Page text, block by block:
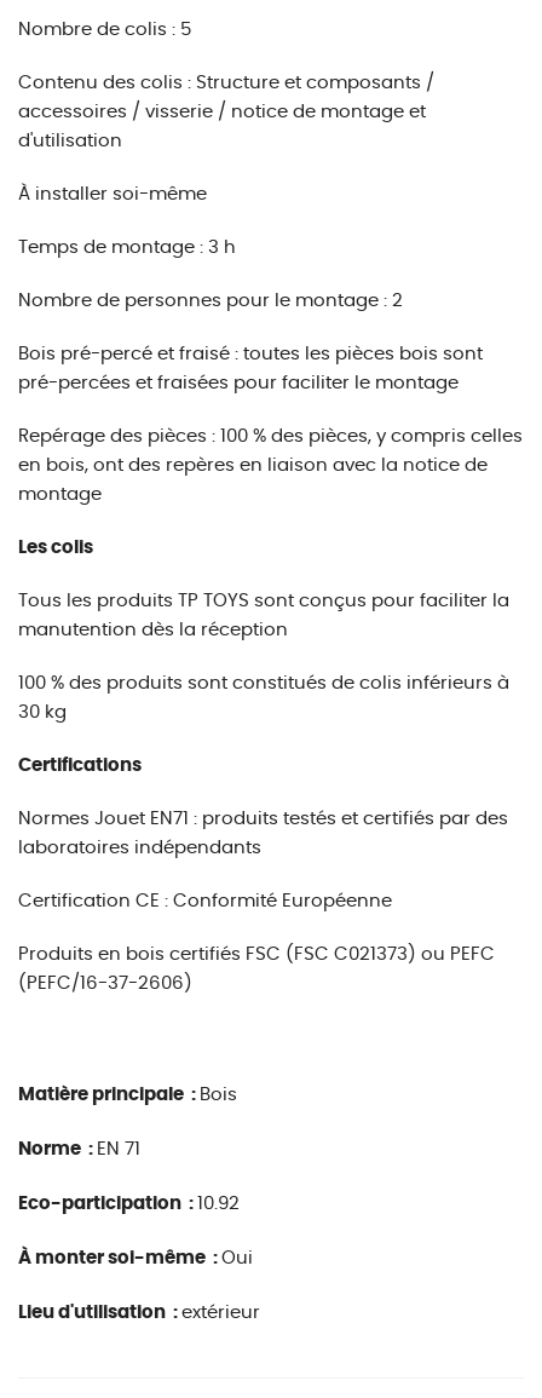
Nombre de colis : 5
Contenu des colis : Structure et composants /
accessoires / visserie / notice de montage et
d'utilisation
À installer soi-même
Temps de montage : 3 h
Nombre de personnes pour le montage : 2
Bois pré-percé et fraisé : toutes les pièces bois sont
pré-percées et fraisées pour faciliter le montage
Repérage des pièces : 100 % des pièces, y compris celles
en bois, ont des repères en liaison avec la notice de
montage
Les colis
Tous les produits TP TOYS sont conçus pour faciliter la
manutention dès la réception
100 % des produits sont constitués de colis inférieurs à
30 kg
Certifications
Normes Jouet EN71 : produits testés et certifiés par des
laboratoires indépendants
Certification CE : Conformité Européenne
Produits en bois certifiés FSC (FSC C021373) ou PEFC
(PEFC/16-37-2606)
Matière principale : Bois
Norme : EN 71
Eco-participation : 10.92
À monter soi-même : Oui
Lieu d'utilisation : extérieur